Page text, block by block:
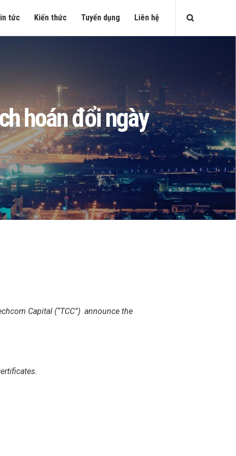
tức Kiến thức Tuyển dụng Liên hệ
hoán đổi ngày
Capital (“TCC”) announce the